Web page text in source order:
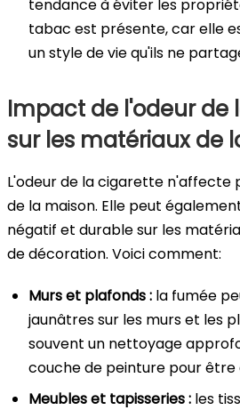
tendance à éviter les
tabac est présente, car elle
un style de vie qu'ils ne
Impact de l'odeur de
sur les matériaux de
L'odeur de la cigarette n'affecte
de la maison. Elle peut
négatif et durable sur les
de décoration. Voici comment:
Murs et plafonds : la fumée
jaunâtres sur les murs et les
souvent un nettoyage
couche de peinture pour être
Meubles et tapisseries : les